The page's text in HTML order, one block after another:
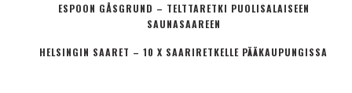
ESPOON GÅSGRUND – TELTTARETKI PUOLISALAISEEN
SAUNASAAREEN
HELSINGIN SAARET – 10 X SAARIRETKELLE PÄÄKAUPUNGISSA